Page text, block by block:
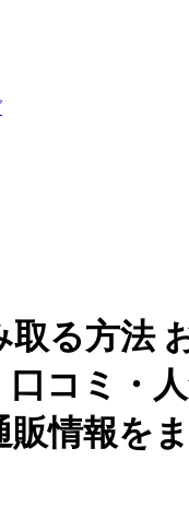
取る方法
口コミ・
販情報を